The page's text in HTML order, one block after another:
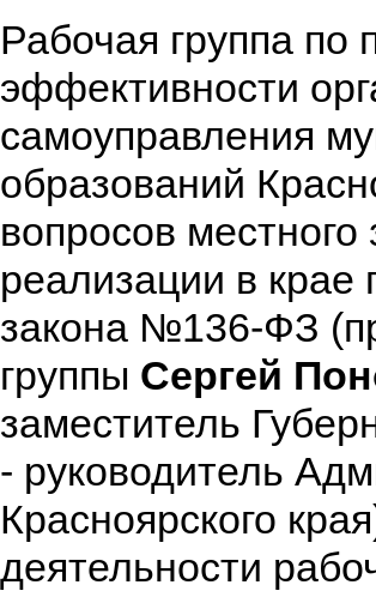
Рабочая группа
эффективности
самоуправления
образований
вопросов
реализации в
закона №136-ФЗ
группы Сергей
заместитель
- руководитель
Красноярского
деятельности